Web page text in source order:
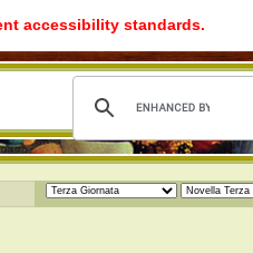
accessibility standards.